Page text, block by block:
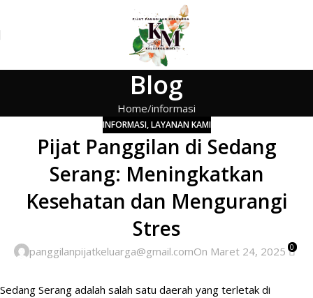
Blog
Home informasi
INFORMASI,LAYANAN KAMI
Pijat Panggilan di Sedang
Serang: Meningkatkan
Kesehatan dan Mengurangi
Stres
panggilanpijatkeluarga@gmail.comOn Maret 24, 2025 0
Sedang Serang adalah salah satu daerah yang terletak di